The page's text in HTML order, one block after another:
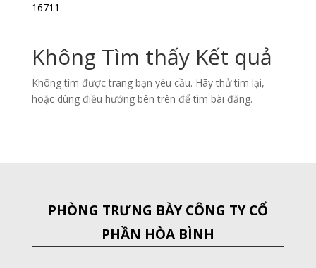
16711
Không Tìm thấy Kết quả
Không tìm được trang bạn yêu cầu. Hãy thử tìm lại,
hoặc dùng điều hướng bên trên để tìm bài đăng.
PHÒNG TRƯNG BÀY CÔNG TY CỔ
PHẦN HÒA BÌNH